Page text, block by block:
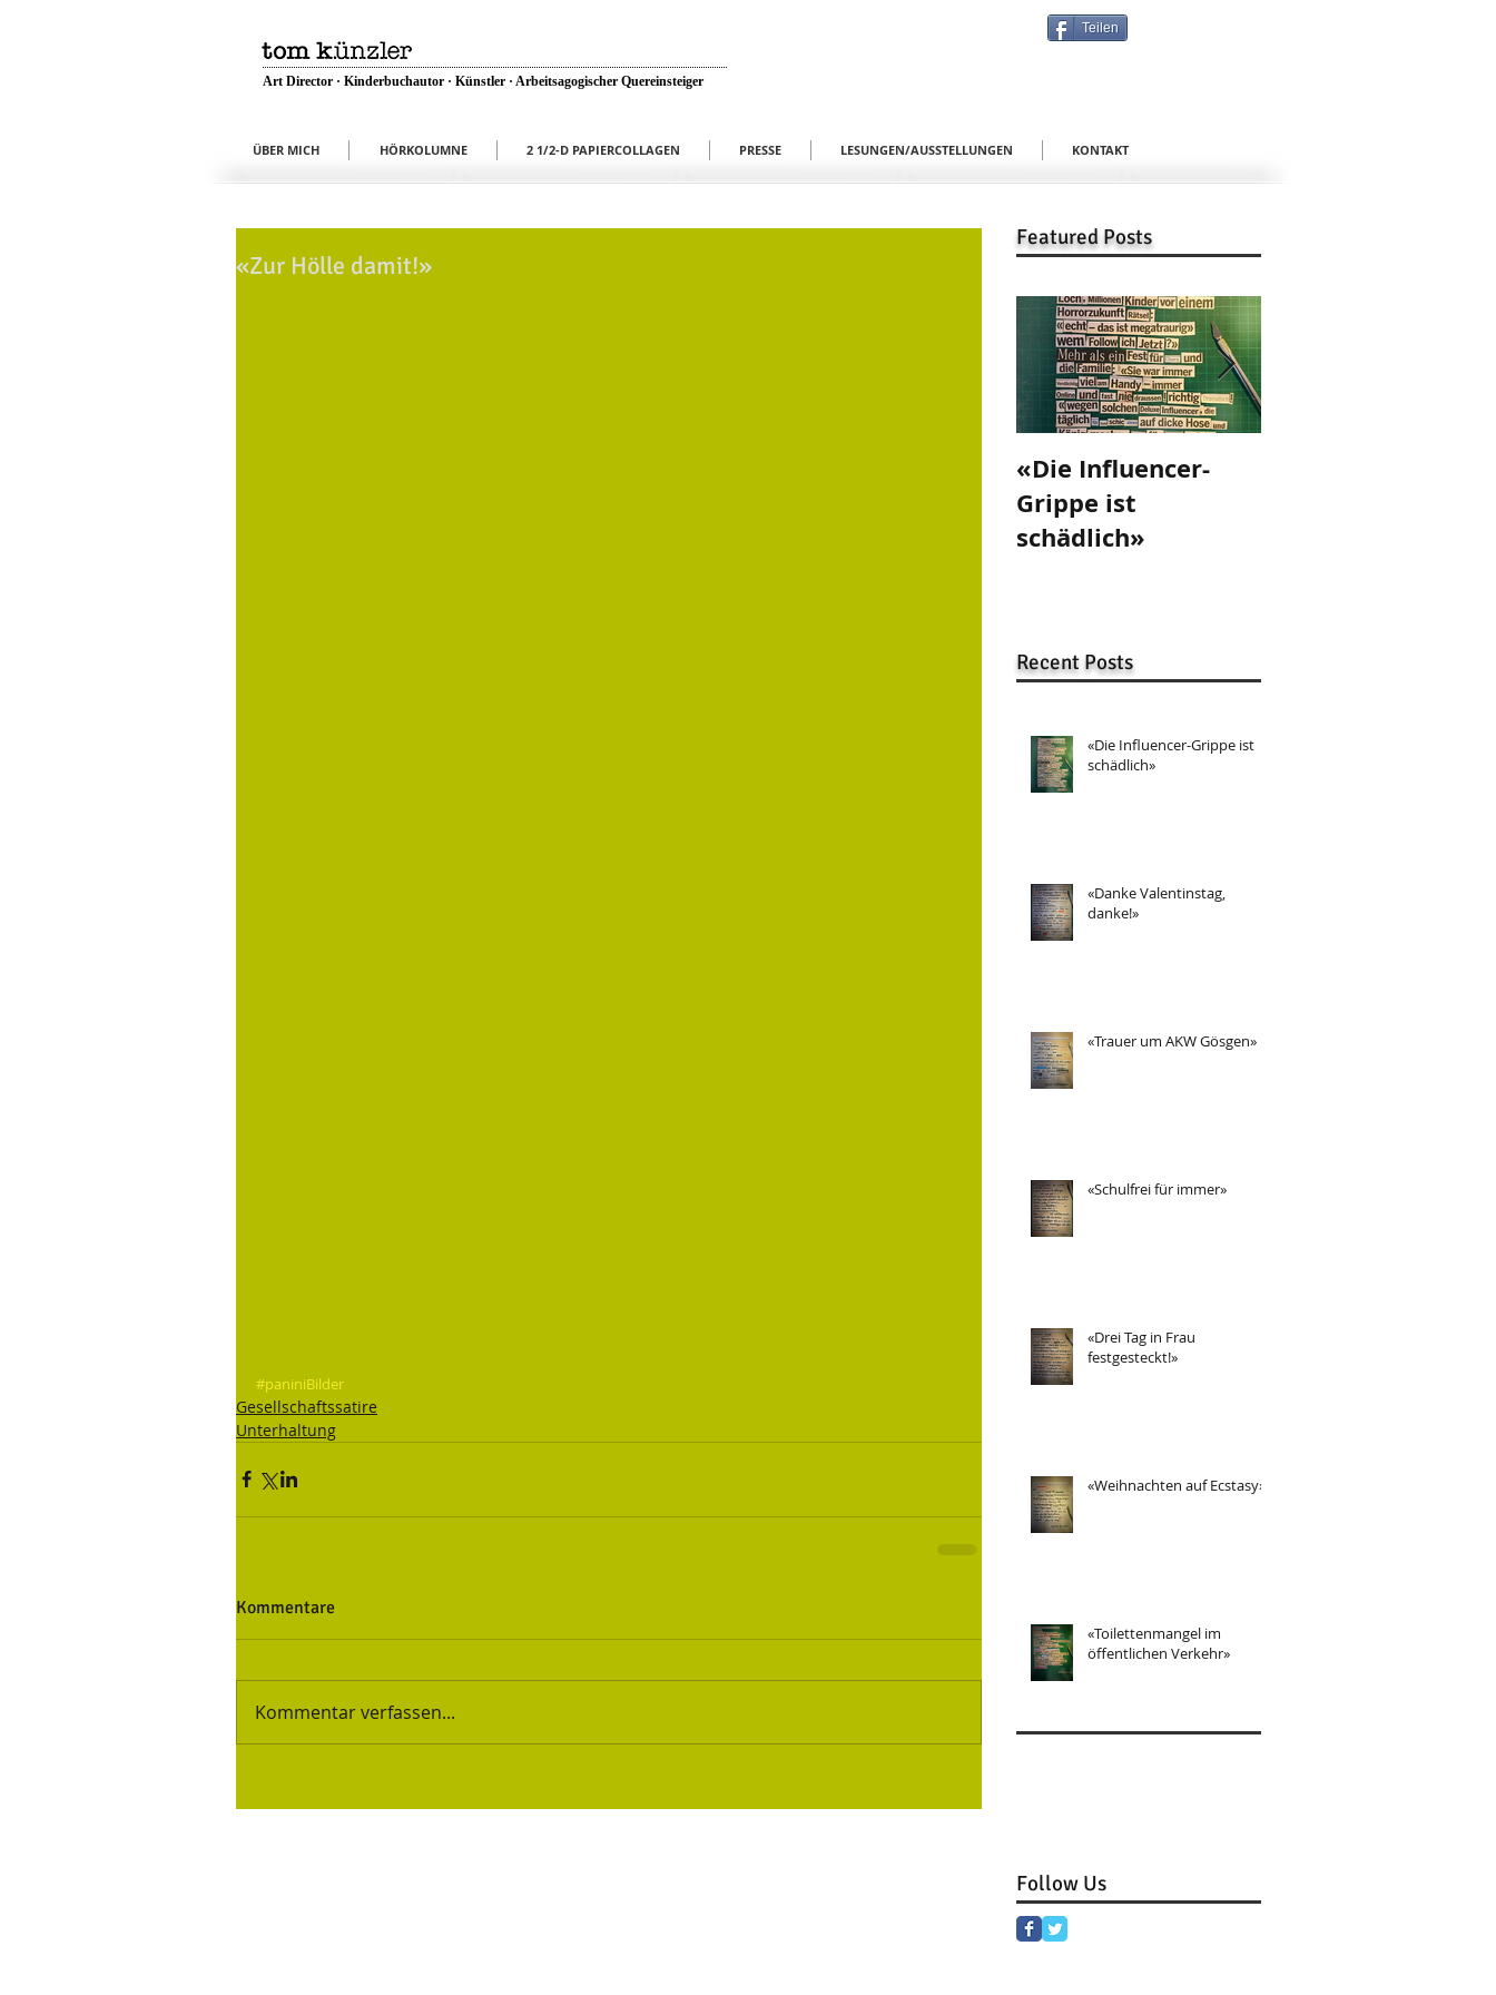
Teilen
Art Director · Kinderbuchautor · Künstler · Arbeitsagogischer Quereinsteiger
ÜBER MICH HÖRKOLUMNE 2 1/2-D PAPIERCOLLAGEN PRESSE LESUNGEN/AUSSTELLUNGEN KONTAKT
«Zur Hölle damit!»
#paniniBilder
Gesellschaftssatire
Unterhaltung
Kommentare
Kommentar verfassen...
Featured Posts
«Die Influencer-
Grippe ist
schädlich»
Recent Posts
«Die Influencer-Grippe ist
schädlich»
«Danke Valentinstag,
danke!»
«Trauer um AKW Gösgen»
«Schulfrei für immer»
«Drei Tag in Frau
festgesteckt!»
«Weihnachten auf Ecstasy»
«Toilettenmangel im
öffentlichen Verkehr»
Follow Us